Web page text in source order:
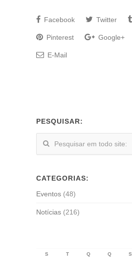
Facebook Twitter
Pinterest Google+
E-Mail
PESQUISAR:
CATEGORIAS:
Eventos (48)
Notícias (216)
S T Q Q S